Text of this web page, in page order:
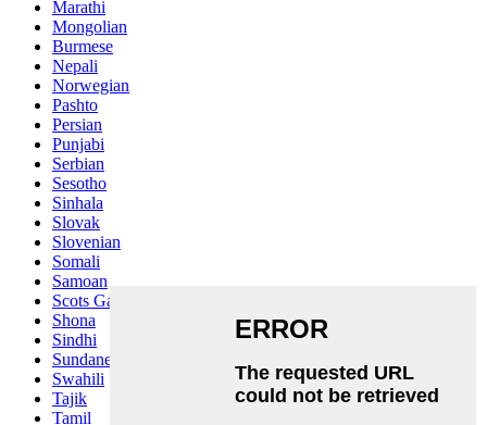
Marathi
Mongolian
Burmese
Nepali
Norwegian
Pashto
Persian
Punjabi
Serbian
Sesotho
Sinhala
Slovak
Slovenian
Somali
Samoan
Scots Gaelic
Shona
Sindhi
Sundanese
Swahili
Tajik
Tamil